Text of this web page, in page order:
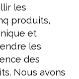
les
produits,
et
les
des
Nous avons